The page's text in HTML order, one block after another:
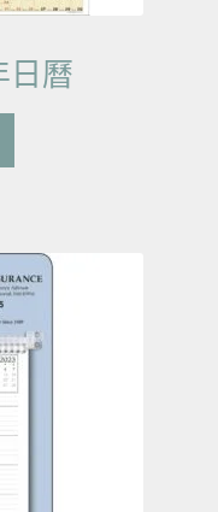
日曆